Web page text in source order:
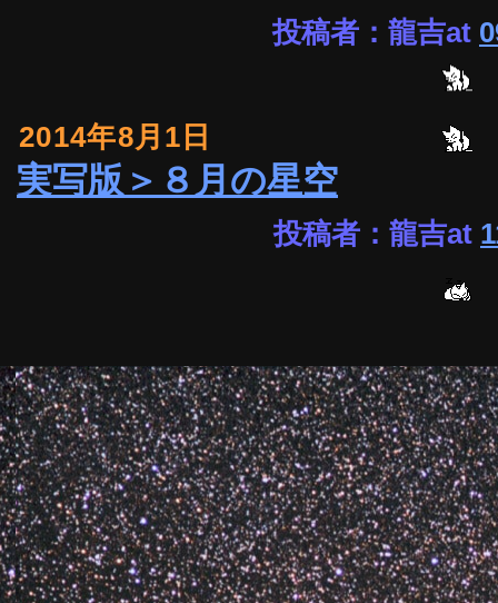
投稿者：龍吉at
2014年8月1日
実写版＞８月の星空
投稿者：龍吉at